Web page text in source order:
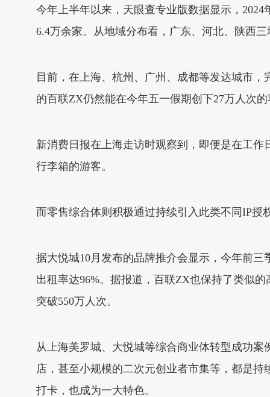
今年上半年以来，天眼查专业版数据显示，
6.4万余家。从地域分布看，广东、河北、陕西
目前，在上海、杭州、广州、成都等发达城市
的百联ZX仍然能在今年五一假期创下27万人次
新消费日报在上海走访时观察到，即便是在工作
行李箱的游客。
而零售综合体则积极通过持续引入此类不同IP
据大悦城10月发布的品牌推介会显示，今年前三
出租率达96%。据报道，百联ZX也保持了类似
突破550万人次。
从上海美罗城、大悦城等综合商业体转型成功
店，甚至小规模的二次元创业者市集等，都是
打卡，也成为一大特色。